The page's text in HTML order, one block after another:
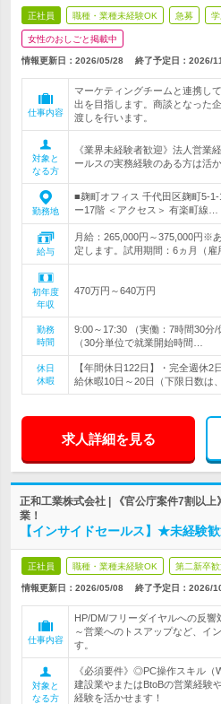
正社員 職種・業種未経験OK 急募
女性のおしごと掲載中
情報更新日：2026/05/28 終了予定日： 2026/
仕事内容
マーケティングチームと連携し
出を目指します。商談となった
渡しを行います。
対象と
なる方
《業界未経験者歓迎》法人営
ールスの実務経験のある方は活か
勤務地
■麹町オフィス 千代田区麹町5-
ー17階 ＜アクセス＞ 有楽町線…
給与
月給：265,000円～375,000円※
定します。試用期間：6ヵ月（雇
初年度
年収
470万円～640万円
勤務
時間
9:00～17:30 （実働：7時間30分
（30分単位で就業開始時間…
休日
休暇
【年間休日122日】・完全週休
給休暇10日～20日（下限日数は
求人詳細を見る
正和工業株式会社 | 《官公庁案件7割以
業！
【インサイドセールス】★未経験
正社員 職種・業種未経験OK 第二新卒歓
情報更新日：2026/05/08 終了予定日： 2026/
仕事内容
HP/DM/フリーダイヤルへの反
～営業へのトスアップなど、イ
す。
対象と
なる方
《必須要件》◎PC操作スキル
建設業やまたはBtoBの営業経験
経験を活かせます！